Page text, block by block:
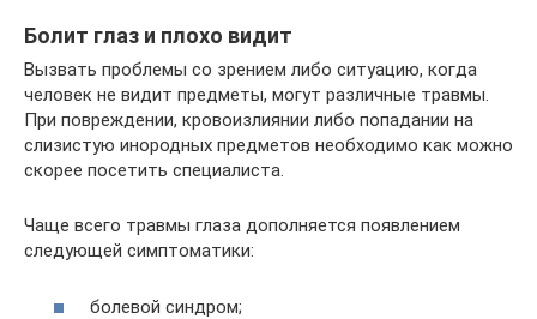
Болит глаз и плохо видит
Вызвать проблемы со зрением либо ситуацию, когда
человек не видит предметы, могут различные травмы.
При повреждении, кровоизлиянии либо попадании на
слизистую инородных предметов необходимо как можно
скорее посетить специалиста.
Чаще всего травмы глаза дополняется появлением
следующей симптоматики:
болевой синдром;